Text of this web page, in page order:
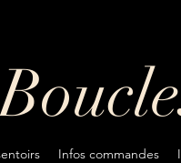
Infos commandes